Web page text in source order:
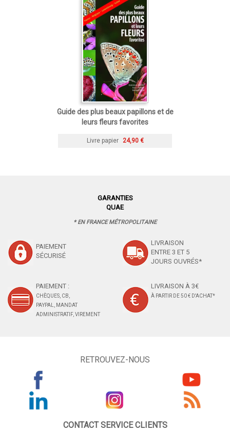
Guide des plus beaux papillons et de
leurs fleurs favorites
Livre papier 24,90 €
GARANTIES
QUAE
* EN FRANCE MÉTROPOLITAINE
PAIEMENT
SÉCURISÉ
LIVRAISON
ENTRE 3 ET 5
JOURS OUVRÉS*
PAIEMENT :
CHÈQUES, CB,
PAYPAL, MANDAT
ADMINISTRATIF, VIREMENT
LIVRAISON À 3€
À PARTIR DE 50 € D'ACHAT*
RETROUVEZ-NOUS
CONTACT SERVICE CLIENTS